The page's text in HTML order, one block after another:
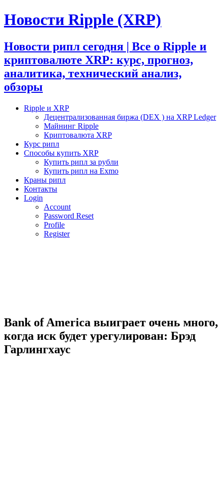
Новости Ripple (XRP)
Новости рипл сегодня | Все о Ripple и
криптовалюте XRP: курс, прогноз,
аналитика, технический анализ,
обзоры
Ripple и XRP
Децентрализованная биржа (DEX ) на XRP Ledger
Майнинг Ripple
Криптовалюта XRP
Курс рипл
Способы купить XRP
Купить рипл за рубли
Купить рипл на Exmo
Краны рипл
Контакты
Login
Account
Password Reset
Profile
Register
Bank of America выиграет очень много,
когда иск будет урегулирован: Брэд
Гарлингхаус